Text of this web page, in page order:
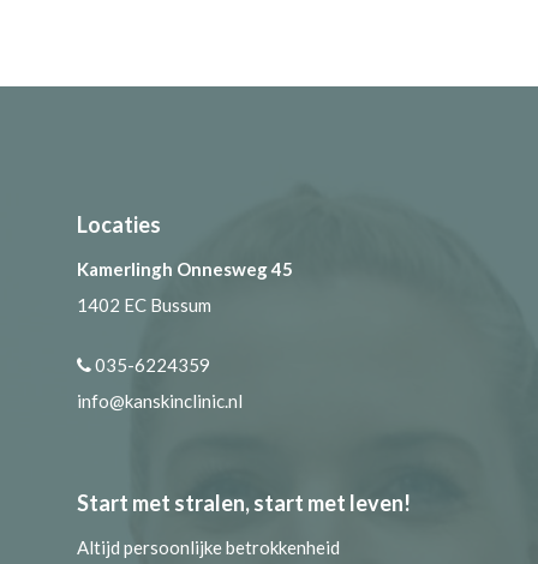
Locaties
Kamerlingh Onnesweg 45
1402 EC Bussum
035-6224359
info@kanskinclinic.nl
Start met stralen, start met leven!
Altijd persoonlijke betrokkenheid